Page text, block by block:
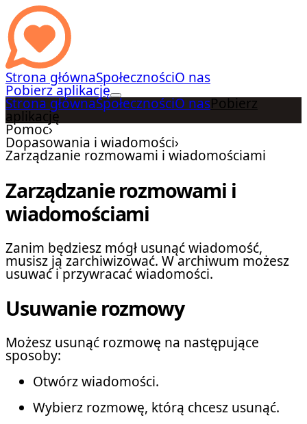
Strona głównaSpołecznościO nas
Pobierz aplikację
Strona głównaSpołecznościO nasPobierz
aplikację
Pomoc›
Dopasowania i wiadomości›
Zarządzanie rozmowami i wiadomościami
Zarządzanie rozmowami i
wiadomościami
Zanim będziesz mógł usunąć wiadomość,
musisz ją zarchiwizować. W archiwum możesz
usuwać i przywracać wiadomości.
Usuwanie rozmowy
Możesz usunąć rozmowę na następujące
sposoby:
Otwórz wiadomości.
Wybierz rozmowę, którą chcesz usunąć.